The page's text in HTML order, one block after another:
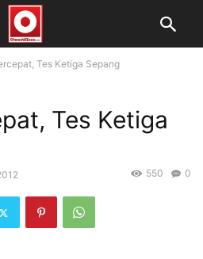
Tes Ketiga Sepang
Tes Ketiga
0
550